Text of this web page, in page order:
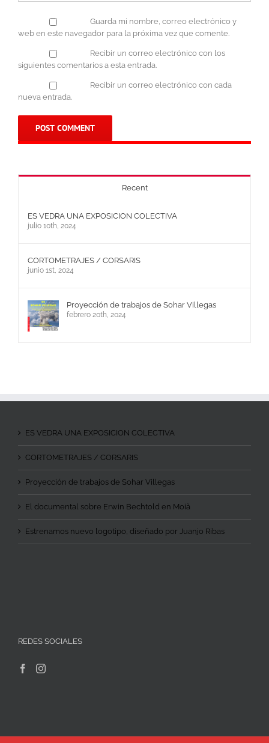
Guarda mi nombre, correo electrónico y
web en este navegador para la próxima vez que comente.
Recibir un correo electrónico con los
siguientes comentarios a esta entrada.
Recibir un correo electrónico con cada
nueva entrada.
Recent
ES VEDRA UNA EXPOSICION COLECTIVA
julio 10th, 2024
CORTOMETRAJES / CORSARIS
junio 1st, 2024
Proyección de trabajos de Sohar Villegas
febrero 20th, 2024
ES VEDRA UNA EXPOSICION COLECTIVA
CORTOMETRAJES / CORSARIS
Proyección de trabajos de Sohar Villegas
El documental sobre Erwin Bechtold en Moià
Estrenamos nuevo logotipo, diseñado por Juanjo Ribas
REDES SOCIALES